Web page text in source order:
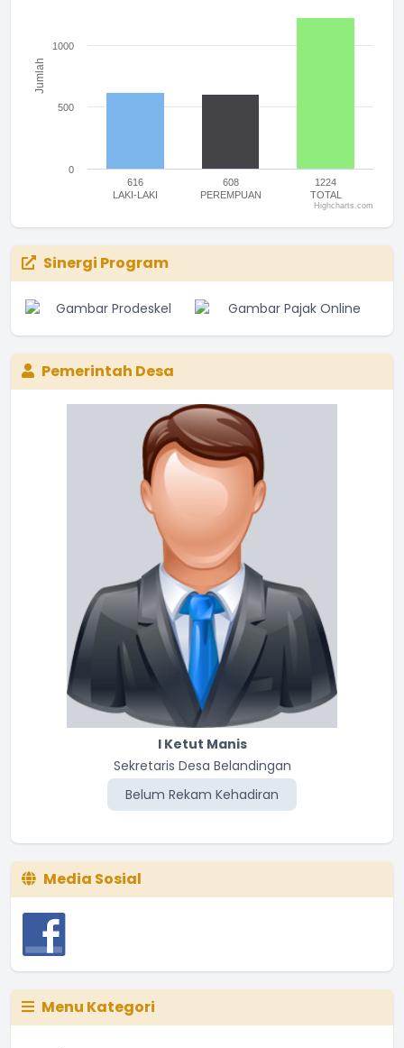
Jumlah
616
LAKI-LAKI
608
PEREMPUAN
1224
TOTAL
0
500
1000
Highcharts.com
Sinergi Program
Pemerintah Desa
I Ketut Manis
Sekretaris Desa Belandingan
Belum Rekam Kehadiran
Media Sosial
Menu Kategori